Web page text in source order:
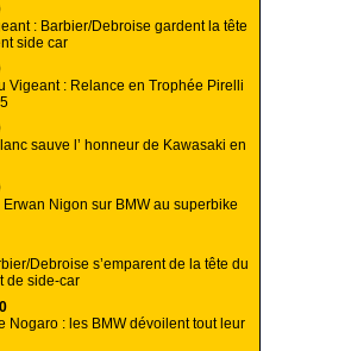
: Barbier/Debroise gardent la tête
side car
Vigeant : Relance en Trophée Pirelli
sauve l’ honneur de Kawasaki en
Erwan Nigon sur BMW au superbike
Debroise s’emparent de la tête du
de side-car
Nogaro : les BMW dévoilent tout leur